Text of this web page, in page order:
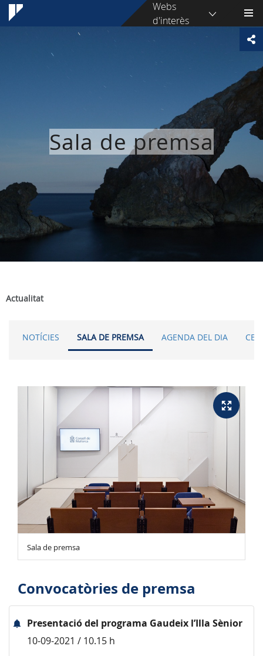
Webs
d'interès
Sala de premsa
Actualitat
NOTÍCIES SALA DE PREMSA AGENDA DEL DIA
Sala de premsa
Convocatòries de premsa
Presentació del programa Gaudeix l’Illa Sènior
10-09-2021 / 10.15 h